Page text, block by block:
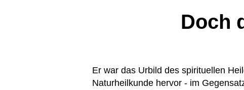
Doch
Er war das Urbild des spirituellen
Naturheilkunde hervor - im